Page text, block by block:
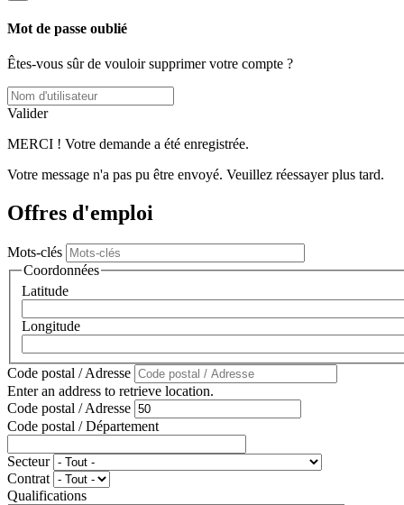
Mot de passe oublié
Êtes-vous sûr de vouloir supprimer votre compte ?
Valider
MERCI ! Votre demande a été enregistrée.
Votre message n'a pas pu être envoyé. Veuillez réessayer plus tard.
Offres d'emploi
Mots-clés
Coordonnées
Latitude
Longitude
Code postal / Adresse
Enter an address to retrieve location.
Code postal / Adresse
Code postal / Département
Secteur
Contrat
Qualifications